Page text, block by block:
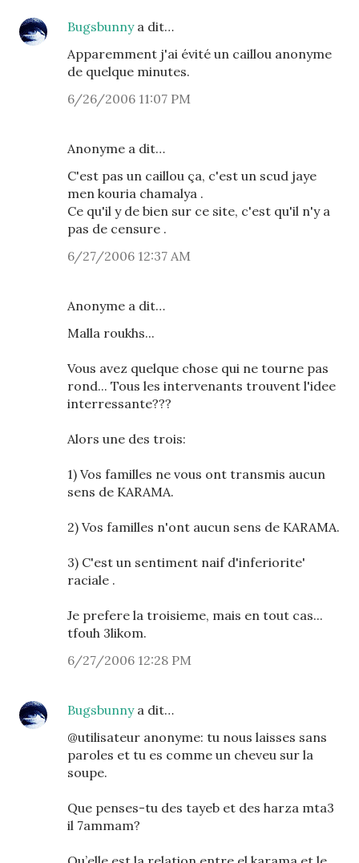
Bugsbunnya dit…
Apparemment j'ai évité un caillou anonyme
de quelque minutes.
6/26/2006 11:07 PM
Anonyme a dit…
C'est pas un caillou ça, c'est un scud jaye
men kouria chamalya .
Ce qu'il y de bien sur ce site, c'est qu'il n'y a
pas de censure .
6/27/2006 12:37 AM
Anonyme a dit…
Malla roukhs...
Vous avez quelque chose qui ne tourne pas
rond... Tous les intervenants trouvent l'idee
interressante???
Alors une des trois:
1) Vos familles ne vous ont transmis aucun
sens de KARAMA.
2) Vos familles n'ont aucun sens de KARAMA.
3) C'est un sentiment naif d'inferiorite'
raciale .
Je prefere la troisieme, mais en tout cas...
tfouh 3likom.
6/27/2006 12:28 PM
Bugsbunnya dit…
@utilisateur anonyme: tu nous laisses sans
paroles et tu es comme un cheveu sur la
soupe.
Que penses-tu des tayeb et des harza mta3
il 7ammam?